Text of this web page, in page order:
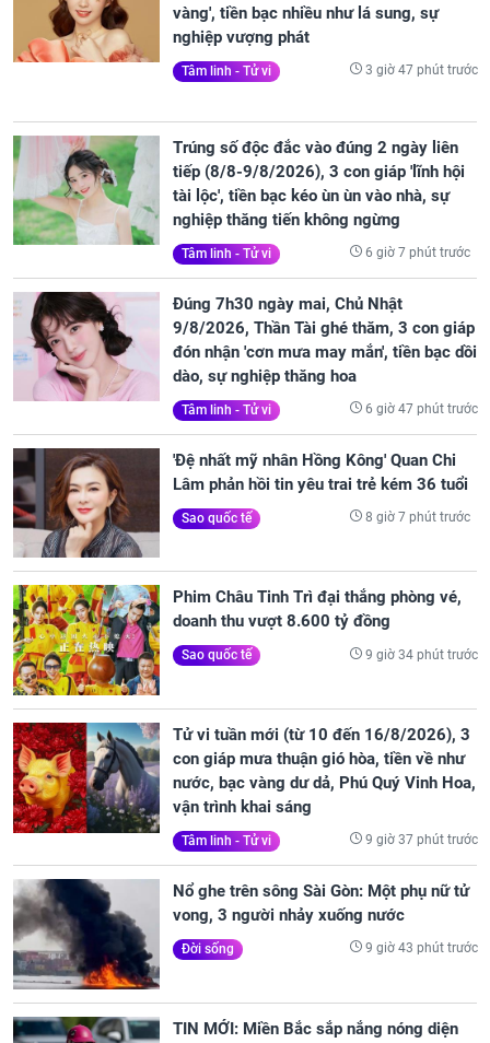
vàng', tiền bạc nhiều như lá sung, sự
nghiệp vượng phát
Tâm linh - Tử vi 3 giờ 47 phút trước
Trúng số độc đắc vào đúng 2 ngày liên
tiếp (8/8-9/8/2026), 3 con giáp 'lĩnh hội
tài lộc', tiền bạc kéo ùn ùn vào nhà, sự
nghiệp thăng tiến không ngừng
Tâm linh - Tử vi 6 giờ 7 phút trước
Đúng 7h30 ngày mai, Chủ Nhật
9/8/2026, Thần Tài ghé thăm, 3 con giáp
đón nhận 'cơn mưa may mắn', tiền bạc dồi
dào, sự nghiệp thăng hoa
Tâm linh - Tử vi 6 giờ 47 phút trước
'Đệ nhất mỹ nhân Hồng Kông' Quan Chi
Lâm phản hồi tin yêu trai trẻ kém 36 tuổi
Sao quốc tế 8 giờ 7 phút trước
Phim Châu Tinh Trì đại thắng phòng vé,
doanh thu vượt 8.600 tỷ đồng
Sao quốc tế 9 giờ 34 phút trước
Tử vi tuần mới (từ 10 đến 16/8/2026), 3
con giáp mưa thuận gió hòa, tiền về như
nước, bạc vàng dư dả, Phú Quý Vinh Hoa,
vận trình khai sáng
Tâm linh - Tử vi 9 giờ 37 phút trước
Nổ ghe trên sông Sài Gòn: Một phụ nữ tử
vong, 3 người nhảy xuống nước
Đời sống 9 giờ 43 phút trước
TIN MỚI: Miền Bắc sắp nắng nóng diện